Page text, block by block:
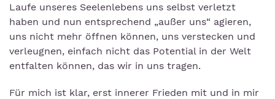
Laufe unseres Seelenlebens uns selbst verletzt
haben und nun entsprechend „außer uns“ agieren,
uns nicht mehr öffnen können, uns verstecken und
verleugnen, einfach nicht das Potential in der Welt
entfalten können, das wir in uns tragen.
Für mich ist klar, erst innerer Frieden mit und in mir